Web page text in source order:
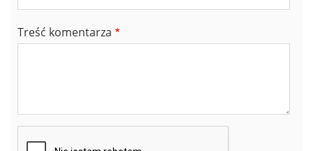
Treść komentarza